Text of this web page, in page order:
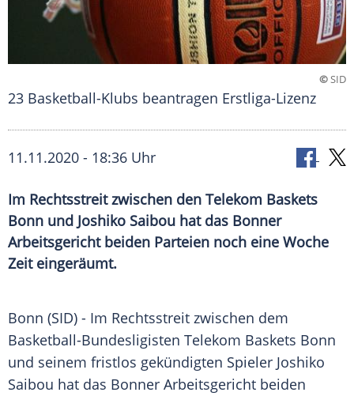
©SID
23 Basketball-Klubs beantragen Erstliga-Lizenz
11.11.2020 - 18:36 Uhr
Im Rechtsstreit zwischen den Telekom Baskets
Bonn und Joshiko Saibou hat das Bonner
Arbeitsgericht beiden Parteien noch eine Woche
Zeit eingeräumt.
Bonn (SID) - Im Rechtsstreit zwischen dem
Basketball-Bundesligisten Telekom Baskets Bonn
und seinem fristlos gekündigten Spieler Joshiko
Saibou hat das Bonner Arbeitsgericht beiden